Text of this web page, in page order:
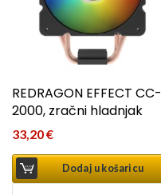
REDRAGON EFFECT CC-
2000, zračni hladnjak
33,20€
Dodaj u košaricu